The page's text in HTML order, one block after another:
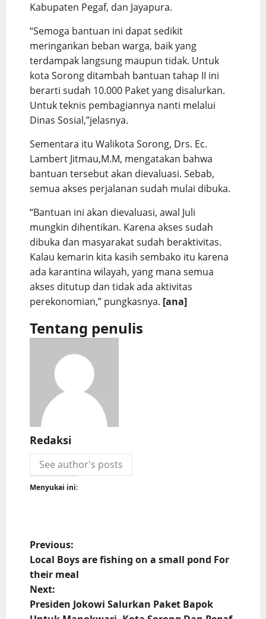
Kabupaten Pegaf, dan Jayapura.
“Semoga bantuan ini dapat sedikit
meringankan beban warga, baik yang
terdampak langsung maupun tidak. Untuk
kota Sorong ditambah bantuan tahap II ini
berarti sudah 10.000 Paket yang disalurkan.
Untuk teknis pembagiannya nanti melalui
Dinas Sosial,”jelasnya.
Sementara itu Walikota Sorong, Drs. Ec.
Lambert Jitmau,M.M, mengatakan bahwa
bantuan tersebut akan dievaluasi. Sebab,
semua akses perjalanan sudah mulai dibuka.
“Bantuan ini akan dievaluasi, awal Juli
mungkin dihentikan. Karena akses sudah
dibuka dan masyarakat sudah beraktivitas.
Kalau kemarin kita kasih sembako itu karena
ada karantina wilayah, yang mana semua
akses ditutup dan tidak ada aktivitas
perekonomian,” pungkasnya. [ana]
Tentang penulis
Redaksi
See author's posts
Menyukai ini:
Previous:
Local Boys are fishing on a small pond For
their meal
Next:
Presiden Jokowi Salurkan Paket Bapok